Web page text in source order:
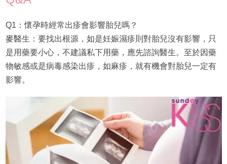
Q1：懷孕時經常出疹會影響胎兒嗎？
麥醫生：要找出根源，如是妊娠濕疹則對胎兒沒有影響，只
是用藥要小心，不建議私下用藥，應先諮詢醫生。至於因藥
物敏感或是病毒感染出疹，如麻疹，就有機會對胎兒一定有
影響。